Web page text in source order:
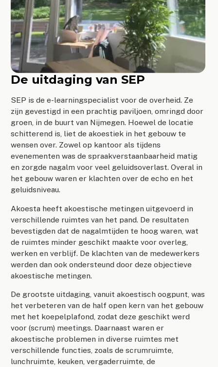
De uitdaging van SEP
SEP is de e-learningspecialist voor de overheid. Ze
zijn gevestigd in een prachtig paviljoen, omringd door
groen, in de buurt van Nijmegen. Hoewel de locatie
schitterend is, liet de akoestiek in het gebouw te
wensen over. Zowel op kantoor als tijdens
evenementen was de spraakverstaanbaarheid matig
en zorgde nagalm voor veel geluidsoverlast. Overal in
het gebouw waren er klachten over de echo en het
geluidsniveau.
Akoesta heeft akoestische metingen uitgevoerd in
verschillende ruimtes van het pand. De resultaten
bevestigden dat de nagalmtijden te hoog waren, wat
de ruimtes minder geschikt maakte voor overleg,
werken en verblijf. De klachten van de medewerkers
werden dan ook ondersteund door deze objectieve
akoestische metingen.
De grootste uitdaging, vanuit akoestisch oogpunt, was
het verbeteren van de half open kern van het gebouw
met het koepelplafond, zodat deze geschikt werd
voor (scrum) meetings. Daarnaast waren er
akoestische problemen in diverse ruimtes met
verschillende functies, zoals de scrumruimte,
lunchruimte, keuken, vergaderruimte, de